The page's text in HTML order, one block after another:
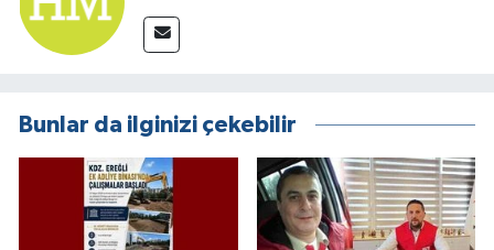
Bunlar da ilginizi çekebilir